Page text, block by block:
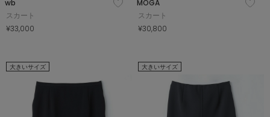
wb
スカート
¥33,000
MOGA
スカート
¥30,800
大きいサイズ 大きいサイズ